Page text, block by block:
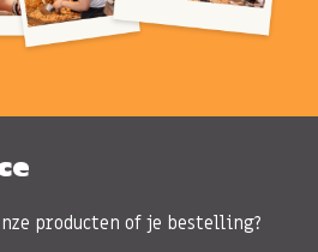
producten of je bestelling?